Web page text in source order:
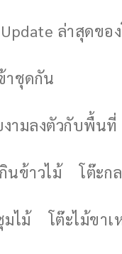
ล่าสุดของ
าชุดกัน
ามลงตัวกับพื้นที่
นข้าวไม้ โต๊ะก
มไม้ โต๊ะไม้ขาเ